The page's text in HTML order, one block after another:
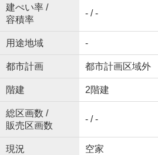
建ぺい率 /
容積率
- / -
用途地域 -
都市計画 都市計画区域外
階建 2階建
総区画数 /
販売区画数
- / -
現況 空家